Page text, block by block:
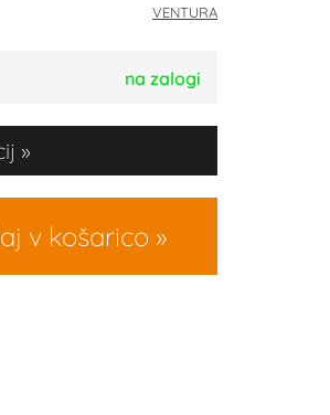
VENTURA
na zalogi
v košarico